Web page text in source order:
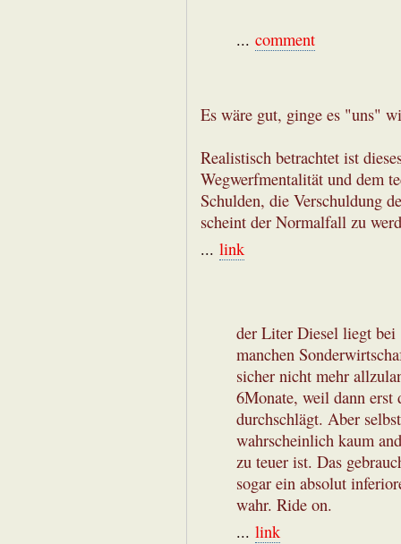
... comment
Es wäre gut, ginge es "uns"
Realistisch betrachtet ist
Wegwerfmentalität und dem
Schulden, die Verschuldung
scheint der Normalfall zu
... link
der Liter Diesel liegt bei
manchen
sicher nicht mehr
6Monate, weil dann erst
durchschlägt. Aber
wahrscheinlich kaum
zu teuer ist. Das
sogar ein absolut
wahr. Ride on.
... link